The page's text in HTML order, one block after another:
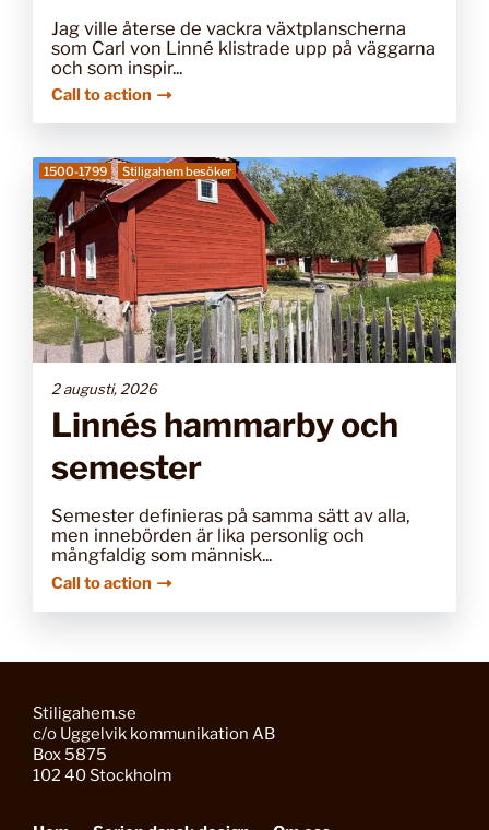
Jag ville återse de vackra växtplanscherna
som Carl von Linné klistrade upp på väggarna
och som inspir...
Call to action
1500-1799 Stiligahem besöker
2 augusti, 2026
Linnés hammarby och
semester
Semester definieras på samma sätt av alla,
men innebörden är lika personlig och
mångfaldig som människ...
Call to action
Stiligahem.se
c/o Uggelvik kommunikation AB
Box 5875
102 40 Stockholm